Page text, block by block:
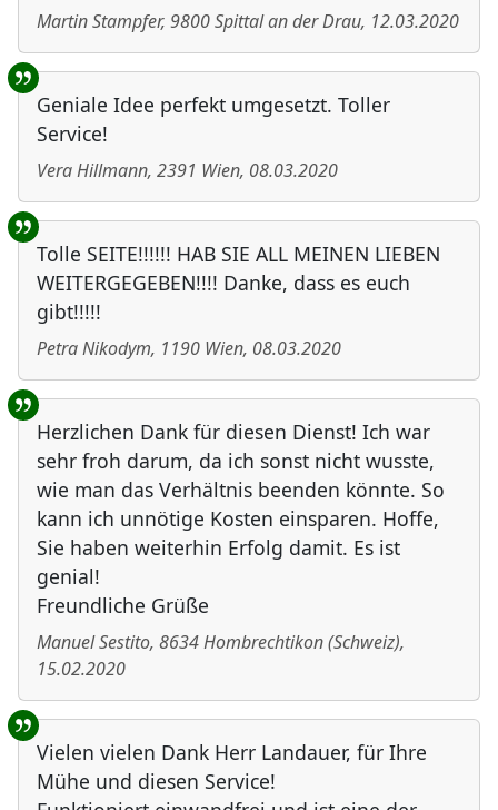
Martin Stampfer, 9800Spittal an der Drau, 12.03.2020
Geniale Idee perfekt umgesetzt. Toller
Service!
Vera Hillmann, 2391 Wien, 08.03.2020
Tolle SEITE!!!!!! HAB SIE ALL MEINEN LIEBEN
WEITERGEGEBEN!!!! Danke, dass es euch
gibt!!!!!
Petra Nikodym, 1190 Wien, 08.03.2020
Herzlichen Dank für diesen Dienst! Ich war
sehr froh darum, da ich sonst nicht wusste,
wie man das Verhältnis beenden könnte. So
kann ich unnötige Kosten einsparen. Hoffe,
Sie haben weiterhin Erfolg damit. Es ist
genial!
Freundliche Grüße
Manuel Sestito, 8634Hombrechtikon(Schweiz),
15.02.2020
Vielen vielen Dank Herr Landauer, für Ihre
Mühe und diesen Service!